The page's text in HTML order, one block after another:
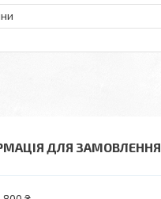
ДЛЯ ЗАМОВЛЕННЯ